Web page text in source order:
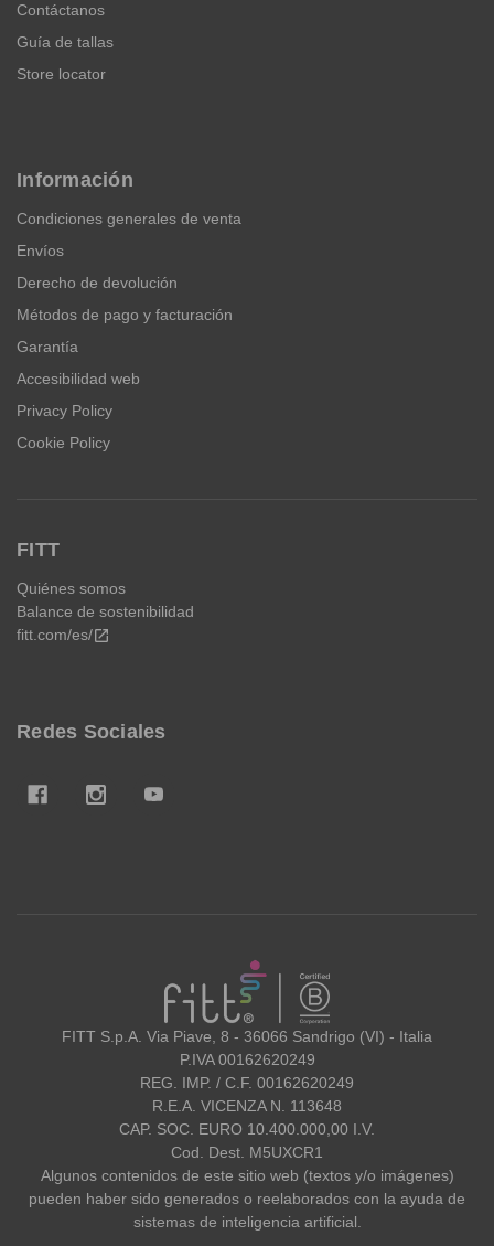
Contáctanos
Guía de tallas
Store locator
Información
Condiciones generales de venta
Envíos
Derecho de devolución
Métodos de pago y facturación
Garantía
Accesibilidad web
Privacy Policy
Cookie Policy
FITT
Quiénes somos
Balance de sostenibilidad
fitt.com/es/open_in_new
Redes Sociales
FITT
FITT S.p.A. Via Piave, 8 - 36066 Sandrigo (VI) - Italia
P.IVA 00162620249
REG. IMP. / C.F. 00162620249
R.E.A. VICENZA N. 113648
CAP. SOC. EURO 10.400.000,00 I.V.
Cod. Dest. M5UXCR1
Algunos contenidos de este sitio web (textos y/o imágenes)
pueden haber sido generados o reelaborados con la ayuda de
sistemas de inteligencia artificial.